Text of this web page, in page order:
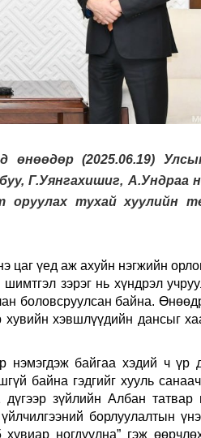
өнөөдөр (2025.06.19)
Г.Уянгахишиг, А.Ундраа
тухай хуулийн
цаг үед аж ахуйн нэгжийн
зэрэг нь хүндрэл
боловсруулсан байна.
хэвшлүүдийн дансыг
нэмэгдэж байгаа хэдий ч үр
байна гэдгийг хууль
зүйлийн Албан татвар
борлуулалтын
ногдуулна” гэж